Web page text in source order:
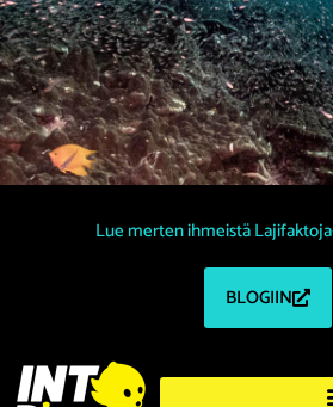
Lue merten ihmeistä
BLOGIIN